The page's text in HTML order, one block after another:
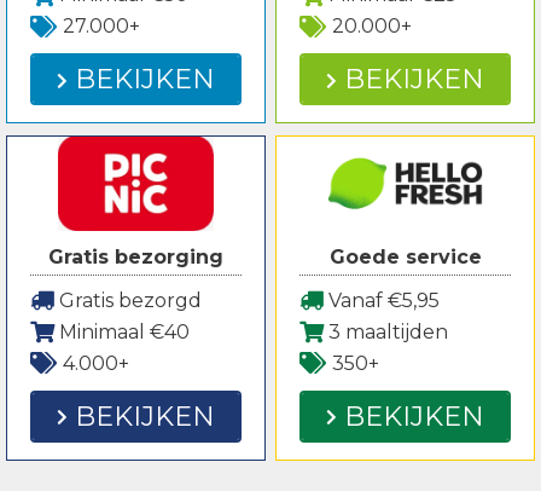
27.000+
BEKIJKEN
20.000+
BEKIJKEN
Gratis bezorging
Gratis bezorgd
Minimaal €40
4.000+
BEKIJKEN
Goede service
Vanaf €5,95
3 maaltijden
350+
BEKIJKEN